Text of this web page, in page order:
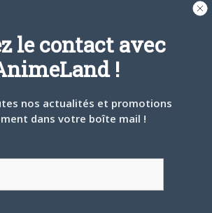
Hors-Série
est
série TV
le contact avec
!
nos actualités et promotions
dans votre boîte mail !